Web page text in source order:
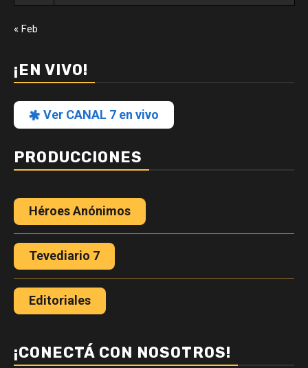
« Feb
¡EN VIVO!
Ver CANAL 7 en vivo
PRODUCCIONES
Héroes Anónimos
Tevediario 7
Editoriales
¡CONECTÁ CON NOSOTROS!